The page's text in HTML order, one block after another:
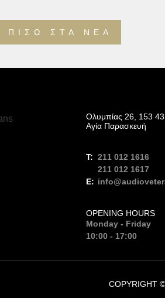
ΠΊΣΩ ΣΤΑ ΝΈΑ
Ολυμπίας 26, 153 43,
Αγία Παρασκευή
211 012 1616
211 012 1617
OPENING HOURS
Monday - Friday
10:00 - 17:00
COPYRIGHT